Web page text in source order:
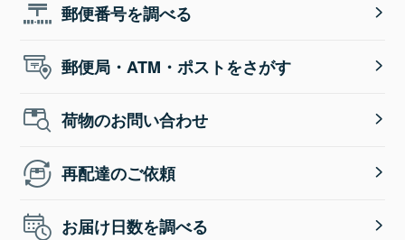
郵便番号を調べる
郵便局・ATM・ポストをさがす
荷物のお問い合わせ
再配達のご依頼
お届け日数を調べる